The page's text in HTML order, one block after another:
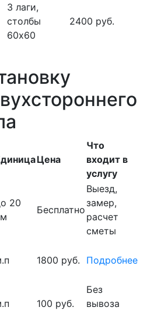
3 лаги,
столбы
60х60
2400 руб.
Цена
Что
входит в
услугу
20
Бесплатно
Выезд,
замер,
расчет
сметы
1800 руб. Подробнее
100 руб.
Без
вывоза